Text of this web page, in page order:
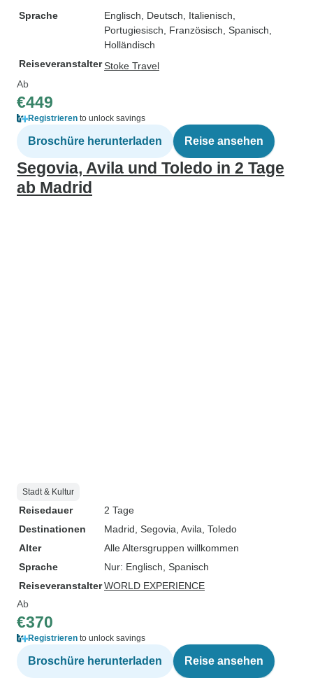
Sprache
Englisch, Deutsch, Italienisch,
Portugiesisch, Französisch, Spanisch,
Holländisch
ReiseveranstalterStoke Travel
Ab
€449
Registrieren to unlock savings
Broschüre herunterladen Reise ansehen
Segovia, Avila und Toledo in 2 Tage
ab Madrid
Stadt & Kultur
Reisedauer
2 Tage
Destinationen
Madrid , Segovia , Avila , Toledo
Alter
Alle Altersgruppen willkommen
Sprache
Nur: Englisch, Spanisch
ReiseveranstalterWORLD EXPERIENCE
Ab
€370
Registrieren to unlock savings
Broschüre herunterladen Reise ansehen